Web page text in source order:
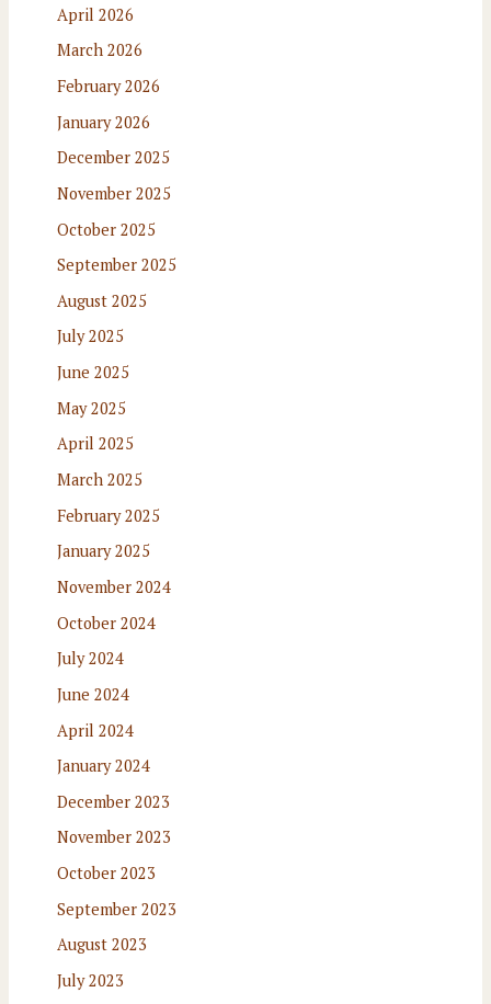
April 2026
March 2026
February 2026
January 2026
December 2025
November 2025
October 2025
September 2025
August 2025
July 2025
June 2025
May 2025
April 2025
March 2025
February 2025
January 2025
November 2024
October 2024
July 2024
June 2024
April 2024
January 2024
December 2023
November 2023
October 2023
September 2023
August 2023
July 2023